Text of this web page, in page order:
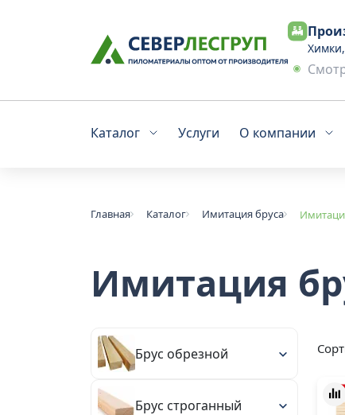
Каталог Услуги О компании
Главная Каталог Имитация бруса
Имитация
Брус обрезной
Брус строганный